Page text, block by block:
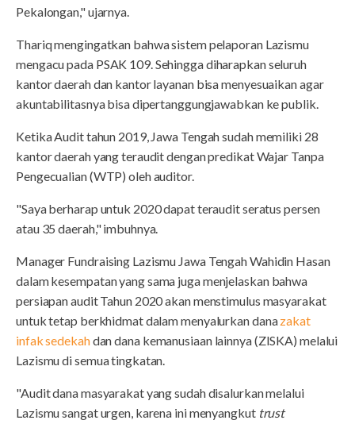
Pekalongan," ujarnya.
Thariq mengingatkan bahwa sistem pelaporan Lazismu
mengacu pada PSAK 109. Sehingga diharapkan seluruh
kantor daerah dan kantor layanan bisa menyesuaikan agar
akuntabilitasnya bisa dipertanggungjawabkan ke publik.
Ketika Audit tahun 2019, Jawa Tengah sudah memiliki 28
kantor daerah yang teraudit dengan predikat Wajar Tanpa
Pengecualian (WTP) oleh auditor.
"Saya berharap untuk 2020 dapat teraudit seratus persen
atau 35 daerah," imbuhnya.
Manager Fundraising Lazismu Jawa Tengah Wahidin Hasan
dalam kesempatan yang sama juga menjelaskan bahwa
persiapan audit Tahun 2020 akan menstimulus masyarakat
untuk tetap berkhidmat dalam menyalurkan danazakat
infak sedekahdan dana kemanusiaan lainnya (ZISKA) melalui
Lazismu di semua tingkatan.
"Audit dana masyarakat yang sudah disalurkan melalui
Lazismu sangat urgen, karena ini menyangkut trust